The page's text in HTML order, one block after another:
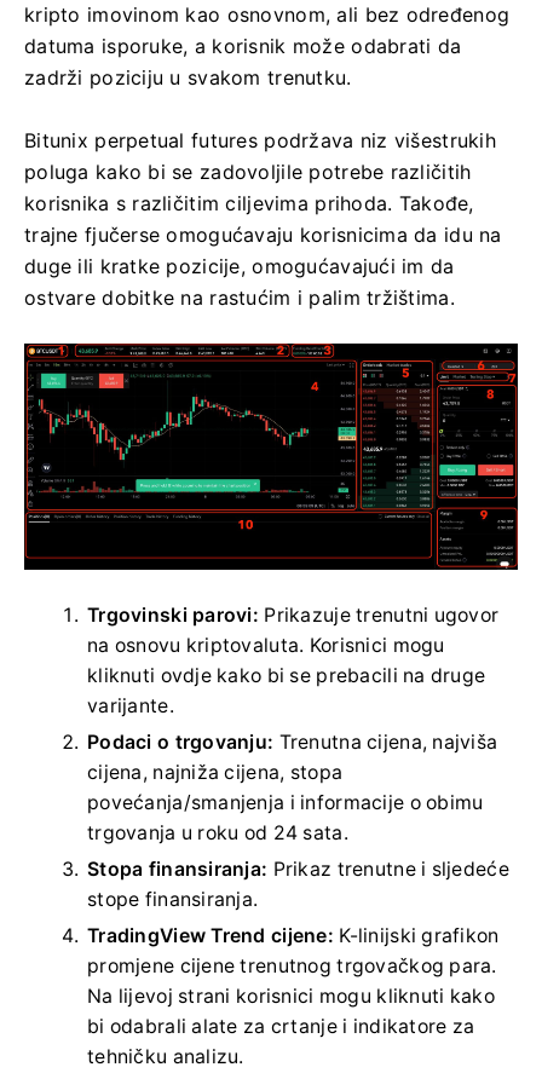
kripto imovinom kao osnovnom, ali bez određenog
datuma isporuke, a korisnik može odabrati da
zadrži poziciju u svakom trenutku.
Bitunix perpetual futures podržava niz višestrukih
poluga kako bi se zadovoljile potrebe različitih
korisnika s različitim ciljevima prihoda. Takođe,
trajne fjučerse omogućavaju korisnicima da idu na
duge ili kratke pozicije, omogućavajući im da
ostvare dobitke na rastućim i palim tržištima.
Trgovinski parovi: Prikazuje trenutni ugovor
na osnovu kriptovaluta. Korisnici mogu
kliknuti ovdje kako bi se prebacili na druge
varijante.
Podaci o trgovanju: Trenutna cijena, najviša
cijena, najniža cijena, stopa
povećanja/smanjenja i informacije o obimu
trgovanja u roku od 24 sata.
Stopa finansiranja: Prikaz trenutne i sljedeće
stope finansiranja.
TradingView Trend cijene: K-linijski grafikon
promjene cijene trenutnog trgovačkog para.
Na lijevoj strani korisnici mogu kliknuti kako
bi odabrali alate za crtanje i indikatore za
tehničku analizu.